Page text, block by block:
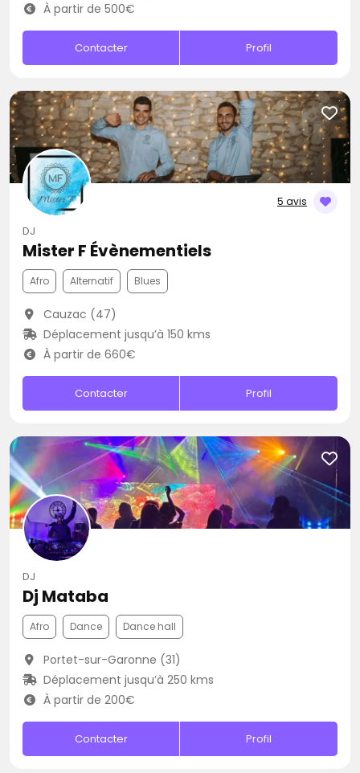
À partir de 500€
Contacter Profil
5 avis
DJ
Mister F Évènementiels
Afro Alternatif Blues
Cauzac (47)
Déplacement jusqu’à 150 kms
À partir de 660€
Contacter Profil
DJ
Dj Mataba
Afro Dance Dance hall
Portet-sur-Garonne (31)
Déplacement jusqu’à 250 kms
À partir de 200€
Contacter Profil